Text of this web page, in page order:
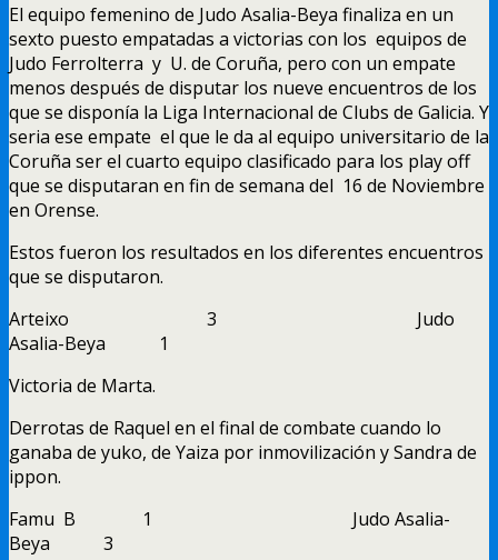
El equipo femenino de Judo Asalia-Beya finaliza en un
sexto puesto empatadas a victorias con los equipos de
Judo Ferrolterra y U. de Coruña, pero con un empate
menos después de disputar los nueve encuentros de los
que se disponía la Liga Internacional de Clubs de Galicia. Y
seria ese empate el que le da al equipo universitario de la
Coruña ser el cuarto equipo clasificado para los play off
que se disputaran en fin de semana del 16 de Noviembre
en Orense.
Estos fueron los resultados en los diferentes encuentros
que se disputaron.
Arteixo 3 Judo
Asalia-Beya 1
Victoria de Marta.
Derrotas de Raquel en el final de combate cuando lo
ganaba de yuko, de Yaiza por inmovilización y Sandra de
ippon.
Famu B 1 Judo Asalia-
Beya 3